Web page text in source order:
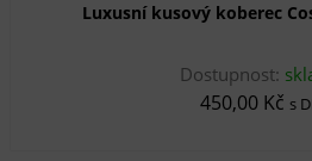
Luxusní kusový koberec
Dostupnost:
450,00 Kč s